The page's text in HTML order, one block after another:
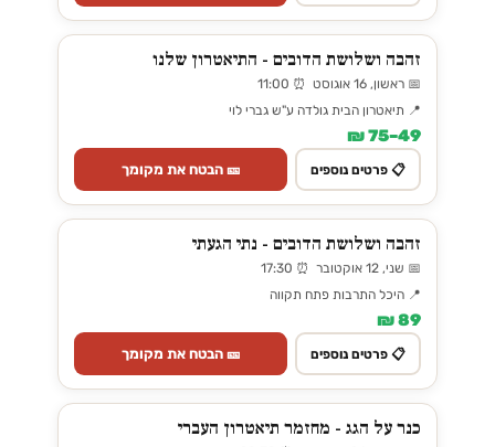
זהבה ושלושת הדובים - התיאטרון שלנו
📅 ראשון, 16 אוגוסט ⏰ 11:00
📍 תיאטרון הבית גולדה ע"ש גברי לוי
49–75 ₪
📋 פרטים נוספים 🎫 הבטח את מקומך
זהבה ושלושת הדובים - נתי הגעתי
📅 שני, 12 אוקטובר ⏰ 17:30
📍 היכל התרבות פתח תקווה
89 ₪
📋 פרטים נוספים 🎫 הבטח את מקומך
כנר על הגג - מחזמר תיאטרון העברי